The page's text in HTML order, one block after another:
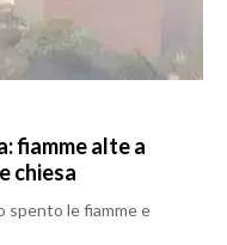
fiamme alte a
chiesa
spento le fiamme e